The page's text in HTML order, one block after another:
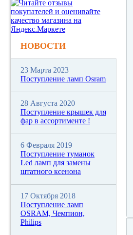
НОВОСТИ
23 Марта 2023
Поступление ламп Osram
28 Августа 2020
Поступление крышек для
фар в ассортименте !
6 Февраля 2019
Поступление туманок
Led ламп для замены
штатного ксенона
17 Октября 2018
Поступление ламп
OSRAM, Чемпион,
Philips